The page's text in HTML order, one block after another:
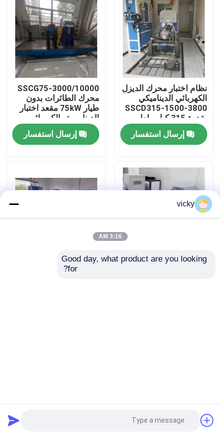
جولة في المصنع
مراقبة الجودة
اتصل بنا
أخبار
الحالات
مقياس قوة عزم الدوران
دينامومتر عالي السرعة
اختبار دينامومتر المحرك
مقياس عزم الدوران الرقمي
نظام اختبار محرك الديزل
الكهربائي الديناميكي
SSCD315-1500-3800
بقدرة 315 كيلو واط
إرسال استفسار
SSCG75-3000/10000
محرك الطائرات بدون
طيار 75kW مقعد اختبار
الدينامومتر الكهربائي
إرسال استفسار
SSCH132-
SSCD200-1000/3300
200kW 1910 Nm ±
Technology(Luoyang)Co.,Ltd. All Rights
vicky
3:16 AM
Good day, what product are you looking
for?